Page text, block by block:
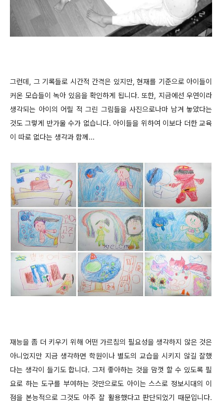
그런데, 그 기록들로 시간적 간격은 있지만, 현재를 기준으로 아이들이
커온 모습들이 녹아 있음을 확인하게 됩니다. 또한, 지금에선 우연이라
생각되는 아이의 어릴 적 그린 그림들을 사진으로나마 남겨 놓았다는
것도 그렇게 반가울 수가 없습니다. 아이들을 위하여 이보다 더한 교육
이 따로 없다는 생각과 함께...
재능을 좀 더 키우기 위해 어떤 가르침의 필요성을 생각하지 않은 것은
아니었지만 지금 생각하면 학원이나 별도의 교습을 시키지 않길 잘했
다는 생각이 들기도 합니다. 그저 좋아하는 것을 맘껏 할 수 있도록 필
요로 하는 도구를 부여하는 것만으로도 아이는 스스로 정보시대의 이
점을 본능적으로 그것도 아주 잘 활용했다고 판단되었기 때문입니다.